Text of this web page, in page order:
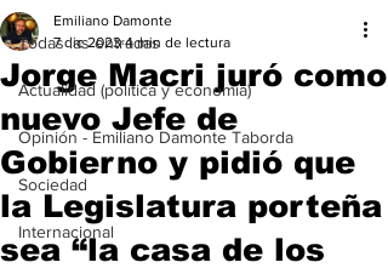
Todas las entradas
Actualidad (política y economía)
Opinión - Emiliano Damonte Taborda
Sociedad
Internacional
Jorge Macri juró como
nuevo Jefe de
Gobierno y pidió que
la Legislatura porteña
sea “la casa de los
Emiliano Damonte
7 dic 2023 4 min de lectura